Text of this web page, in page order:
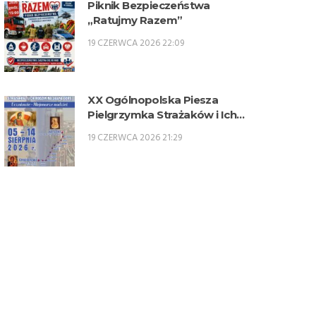
Piknik Bezpieczeństwa
„Ratujmy Razem”
19 CZERWCA 2026 22:09
XX Ogólnopolska Piesza
Pielgrzymka Strażaków i Ich
sierpnia 2026 r.
19 CZERWCA 2026 21:29